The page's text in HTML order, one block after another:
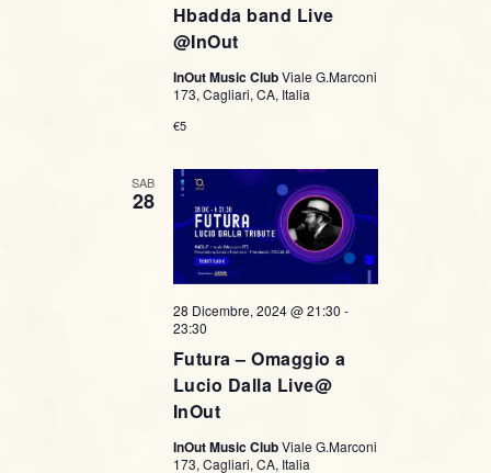
Hbadda band Live
@InOut
InOut Music ClubViale G.Marconi
173, Cagliari, CA, Italia
€5
SAB
28
Futura – Omaggio a
Lucio Dalla Live@
InOut
28 Dicembre, 2024 @ 21:30 -
23:30
InOut Music ClubViale G.Marconi
173, Cagliari, CA, Italia